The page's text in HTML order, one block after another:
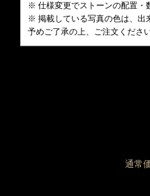
※ 仕様変更でストーンの配置・
※ 掲載している写真の色は、出
予めご了承の上、ご注文くださ
通常